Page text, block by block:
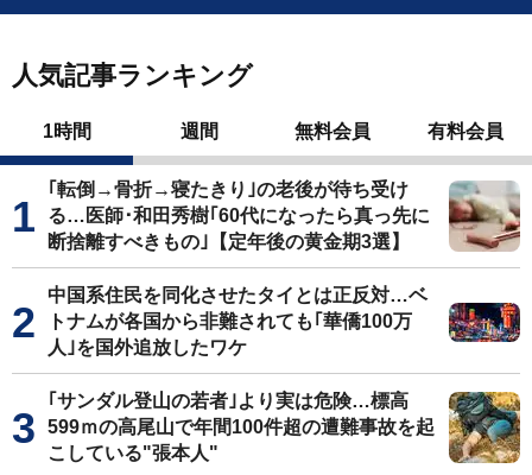
人気記事ランキング
1時間 週間 無料会員 有料会員
｢転倒→骨折→寝たきり｣の老後が待ち受け
る…医師･和田秀樹｢60代になったら真っ先に
断捨離すべきもの｣【定年後の黄金期3選】
中国系住民を同化させたタイとは正反対…ベ
トナムが各国から非難されても｢華僑100万
人｣を国外追放したワケ
｢サンダル登山の若者｣より実は危険…標高
599ｍの高尾山で年間100件超の遭難事故を起
こしている"張本人"